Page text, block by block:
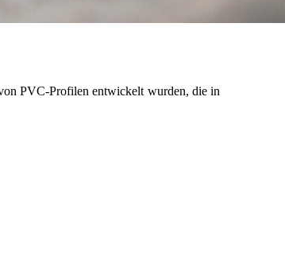
PVC-Profilen entwickelt wurden, die in